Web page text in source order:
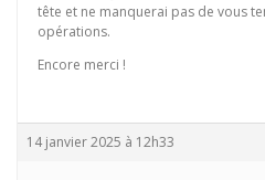
tête et ne manquerai pas de vous
opérations.
Encore merci !
14 janvier 2025 à 12h33